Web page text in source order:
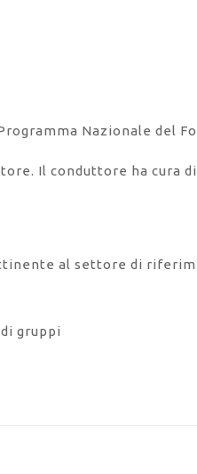
Nazionale del
Il conduttore ha
al settore di
gruppi